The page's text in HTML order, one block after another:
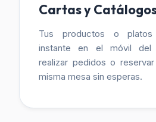
Cartas y
Tus productos o platos
instante en el móvil del
realizar pedidos o
misma mesa sin esperas.